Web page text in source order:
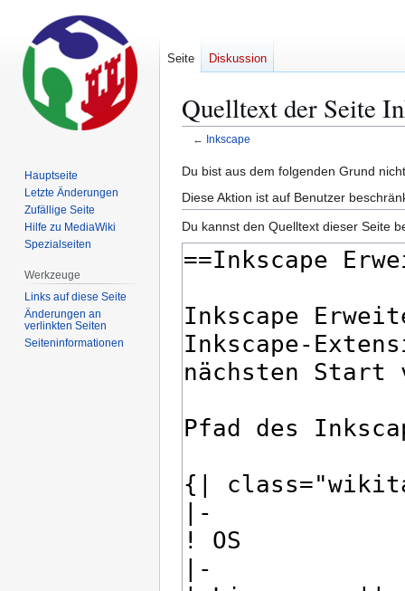
Quelltext der Seite
← Inkscape
Zur
Navigation
springen
Zur
Suche
springen
Du bist aus dem folgenden Grund
Diese Aktion ist auf Benutzer
Du kannst den Quelltext dieser Seite
Seite Diskussion
Hauptseite
Letzte Änderungen
Zufällige Seite
Hilfe zu MediaWiki
Spezialseiten
Werkzeuge
Links auf diese Seite
Änderungen an
verlinkten Seiten
Seiten­­informationen